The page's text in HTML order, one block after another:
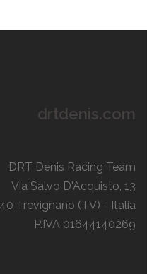
drtdenis.com
DRT Denis Racing Team
Via Salvo D'Acquisto, 13
Trevignano (TV) - Italia
P.IVA 01644140269